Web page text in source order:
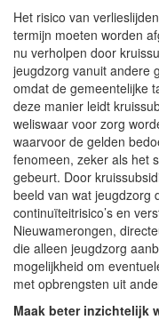
Het risico van
termijn moeten worden
nu verholpen door
jeugdzorg vanuit andere
omdat de gemeentelijke
deze manier leidt
weliswaar voor zorg
waarvoor de gelden
fenomeen, zeker als het
gebeurt. Door
beeld van wat jeugdzorg
continuïteitrisico’s en
Nieuwamerongen,
die alleen jeugdzorg
mogelijkheid om
met opbrengsten uit
Maak beter inzichtelijk